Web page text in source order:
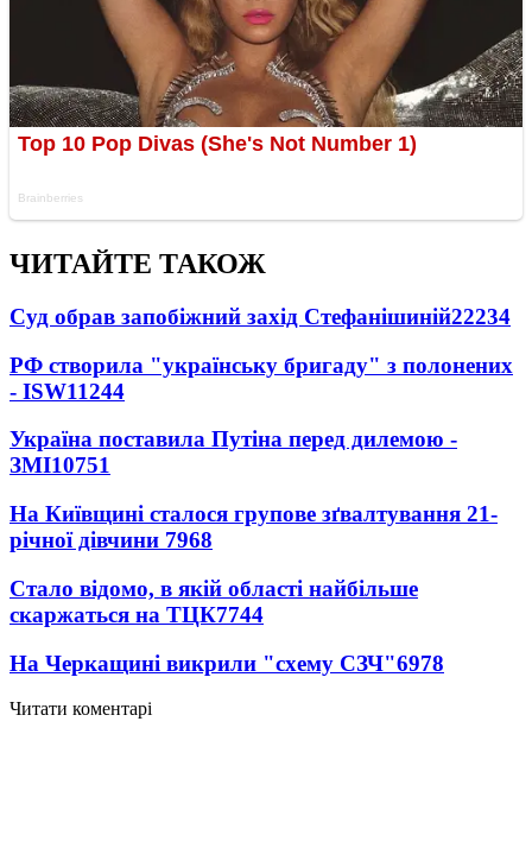
ЧИТАЙТЕ ТАКОЖ
Суд обрав запобіжний захід Стефанішиній22234
РФ створила "українську бригаду" з полонених
- ISW11244
Україна поставила Путіна перед дилемою -
ЗМІ10751
На Київщині сталося групове зґвалтування 21-
річної дівчини 7968
Стало відомо, в якій області найбільше
скаржаться на ТЦК7744
На Черкащині викрили "схему СЗЧ"6978
Читати коментарі